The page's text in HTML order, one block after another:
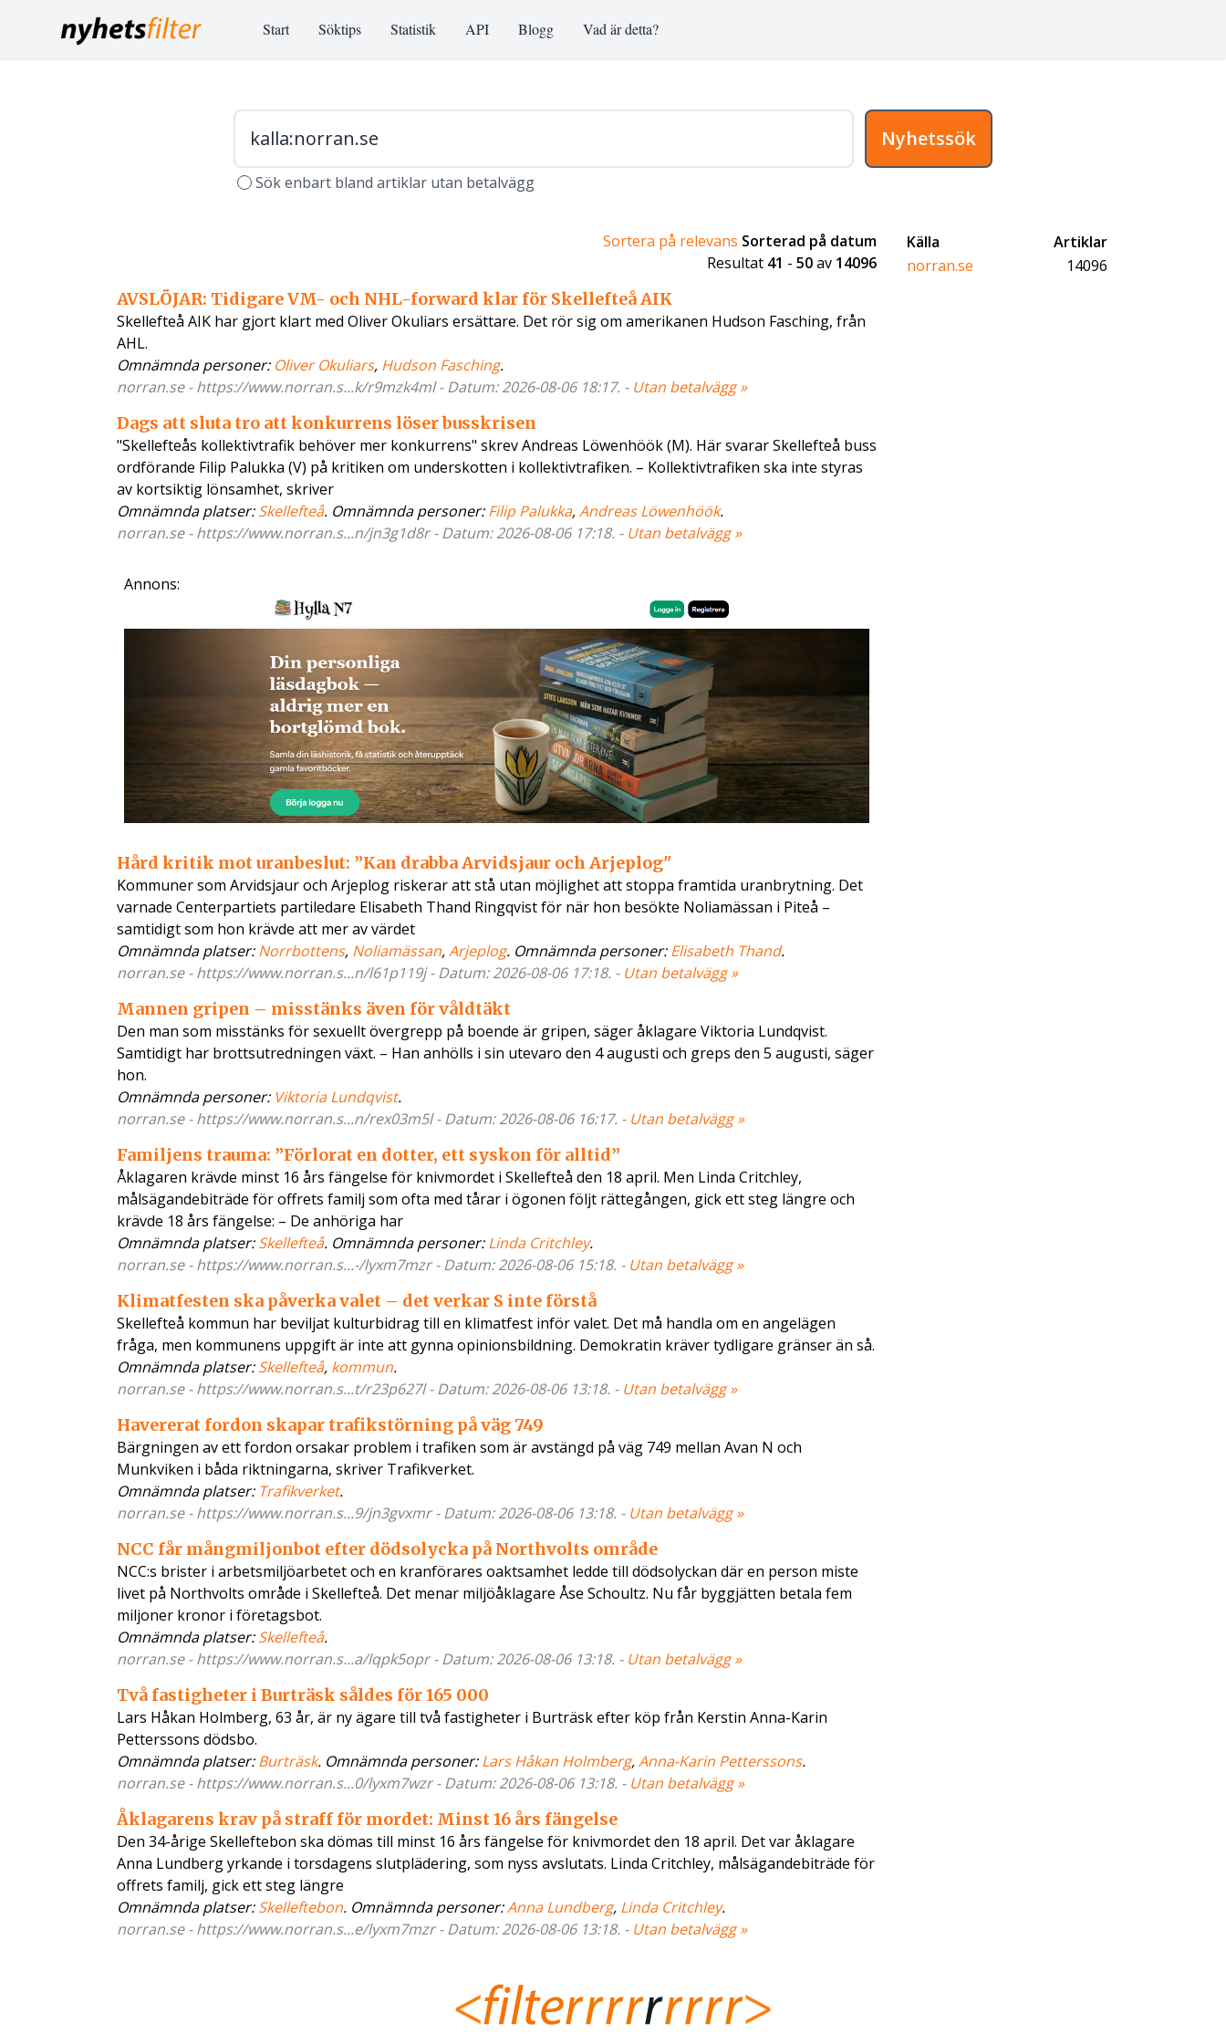
Start Söktips Statistik API Blogg Vad är detta?
Nyhetssök
Sök enbart bland artiklar utan betalvägg
Sortera på relevans Sorterad på datum
Resultat 41 -50av 14096
AVSLÖJAR: Tidigare VM- och NHL-forward klar för Skellefteå AIK
Skellefteå AIK har gjort klart med Oliver Okuliars ersättare. Det rör sig om amerikanen Hudson Fasching, från
AHL.
Omnämnda personer: Oliver Okuliars, Hudson Fasching.
norran.se - https://www.norran.s...k/r9mzk4ml - Datum: 2026-08-06 18:17. - Utan betalvägg »
Dags att sluta tro att konkurrens löser busskrisen
"Skellefteås kollektivtrafik behöver mer konkurrens" skrev Andreas Löwenhöök (M). Här svarar Skellefteå buss
ordförande Filip Palukka (V) på kritiken om underskotten i kollektivtrafiken. – Kollektivtrafiken ska inte styras
av kortsiktig lönsamhet, skriver
Omnämnda platser:Skellefteå. Omnämnda personer:Filip Palukka,Andreas Löwenhöök.
norran.se - https://www.norran.s...n/jn3g1d8r - Datum: 2026-08-06 17:18. - Utan betalvägg »
Annons:
Hård kritik mot uranbeslut: ”Kan drabba Arvidsjaur och Arjeplog"
Kommuner som Arvidsjaur och Arjeplog riskerar att stå utan möjlighet att stoppa framtida uranbrytning. Det
varnade Centerpartiets partiledare Elisabeth Thand Ringqvist för när hon besökte Noliamässan i Piteå –
samtidigt som hon krävde att mer av värdet
Omnämnda platser:Norrbottens, Noliamässan,Arjeplog. Omnämnda personer:Elisabeth Thand.
norran.se - https://www.norran.s...n/l61p119j - Datum: 2026-08-06 17:18. - Utan betalvägg »
Mannen gripen – misstänks även för våldtäkt
Den man som misstänks för sexuellt övergrepp på boende är gripen, säger åklagare Viktoria Lundqvist.
Samtidigt har brottsutredningen växt. – Han anhölls i sin utevaro den 4 augusti och greps den 5 augusti, säger
hon.
Omnämnda personer: Viktoria Lundqvist.
norran.se - https://www.norran.s...n/rex03m5l - Datum: 2026-08-06 16:17. - Utan betalvägg »
Familjens trauma: ”Förlorat en dotter, ett syskon för alltid”
Åklagaren krävde minst 16 års fängelse för knivmordet i Skellefteå den 18 april. Men Linda Critchley,
målsägandebiträde för offrets familj som ofta med tårar i ögonen följt rättegången, gick ett steg längre och
krävde 18 års fängelse: – De anhöriga har
Omnämnda platser:Skellefteå. Omnämnda personer:Linda Critchley.
norran.se - https://www.norran.s...-/lyxm7mzr - Datum: 2026-08-06 15:18. - Utan betalvägg »
Klimatfesten ska påverka valet – det verkar S inte förstå
Skellefteå kommun har beviljat kulturbidrag till en klimatfest inför valet. Det må handla om en angelägen
fråga, men kommunens uppgift är inte att gynna opinionsbildning. Demokratin kräver tydligare gränser än så.
Omnämnda platser:Skellefteå, kommun.
norran.se - https://www.norran.s...t/r23p627l - Datum: 2026-08-06 13:18. - Utan betalvägg »
Havererat fordon skapar trafikstörning på väg 749
Bärgningen av ett fordon orsakar problem i trafiken som är avstängd på väg 749 mellan Avan N och
Munkviken i båda riktningarna, skriver Trafikverket.
Omnämnda platser: Trafikverket.
norran.se - https://www.norran.s...9/jn3gvxmr - Datum: 2026-08-06 13:18. - Utan betalvägg »
NCC får mångmiljonbot efter dödsolycka på Northvolts område
NCC:s brister i arbetsmiljöarbetet och en kranförares oaktsamhet ledde till dödsolyckan där en person miste
livet på Northvolts område i Skellefteå. Det menar miljöåklagare Åse Schoultz. Nu får byggjätten betala fem
miljoner kronor i företagsbot.
Omnämnda platser:Skellefteå.
norran.se - https://www.norran.s...a/lqpk5opr - Datum: 2026-08-06 13:18. - Utan betalvägg »
Två fastigheter i Burträsk såldes för 165 000
Lars Håkan Holmberg, 63 år, är ny ägare till två fastigheter i Burträsk efter köp från Kerstin Anna-Karin
Petterssons dödsbo.
Omnämnda platser:Burträsk. Omnämnda personer:Lars Håkan Holmberg,Anna-Karin Petterssons.
norran.se - https://www.norran.s...0/lyxm7wzr - Datum: 2026-08-06 13:18. - Utan betalvägg »
Åklagarens krav på straff för mordet: Minst 16 års fängelse
Den 34-årige Skelleftebon ska dömas till minst 16 års fängelse för knivmordet den 18 april. Det var åklagare
Anna Lundberg yrkande i torsdagens slutplädering, som nyss avslutats. Linda Critchley, målsägandebiträde för
offrets familj, gick ett steg längre
Omnämnda platser:Skelleftebon. Omnämnda personer:Anna Lundberg, Linda Critchley.
norran.se - https://www.norran.s...e/lyxm7mzr - Datum: 2026-08-06 13:18. - Utan betalvägg »
Källa
Artiklar
norran.se
14096